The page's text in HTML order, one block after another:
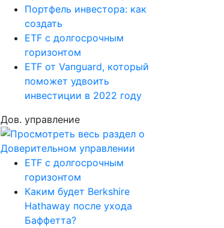
Портфель инвестора: как
создать
ETF с долгосрочным
горизонтом
ETF от Vanguard, который
поможет удвоить
инвестиции в 2022 году
Дов. управление
ETF с долгосрочным
горизонтом
Каким будет Berkshire
Hathaway после ухода
Баффетта?